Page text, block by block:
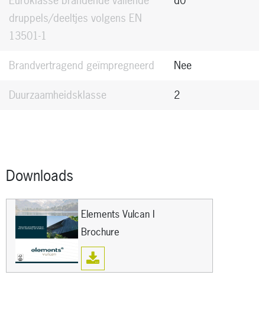
druppels/deeltjes volgens EN
13501-1
Brandvertragend geïmpregneerd
Nee
Duurzaamheidsklasse
2
Downloads
Elements Vulcan I
Brochure